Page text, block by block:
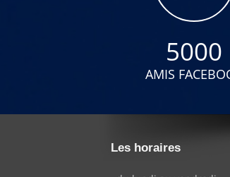
5000
AMIS
Les horaires